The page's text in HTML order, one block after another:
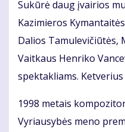
Sukūrė daug įvairios
Kazimieros
Dalios Tamulevičiūtės,
Vaitkaus Henriko
spektakliams. Ketverius
1998 metais
Vyriausybės meno